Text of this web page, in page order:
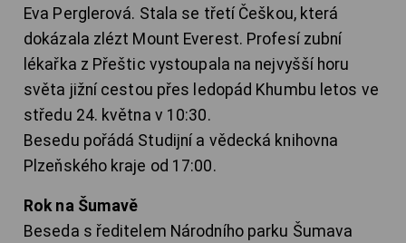
Eva Perglerová. Stala se třetí Češkou, která
dokázala zlézt Mount Everest. Profesí zubní
lékařka z Přeštic vystoupala na nejvyšší horu
světa jižní cestou přes ledopád Khumbu letos ve
středu 24. května v 10:30.
Besedu pořádá Studijní a vědecká knihovna
Plzeňského kraje od 17:00.
Rok na Šumavě
Beseda s ředitelem Národního parku Šumava